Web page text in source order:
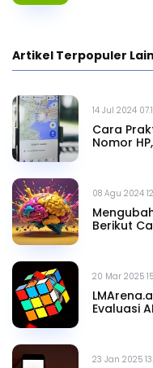
Artikel Terpopuler
14 Jul 2024
Cara
Nomor
08 Agu 2024
Berikut
20 Mar 2025
Evaluasi AI
23 Jan 2025